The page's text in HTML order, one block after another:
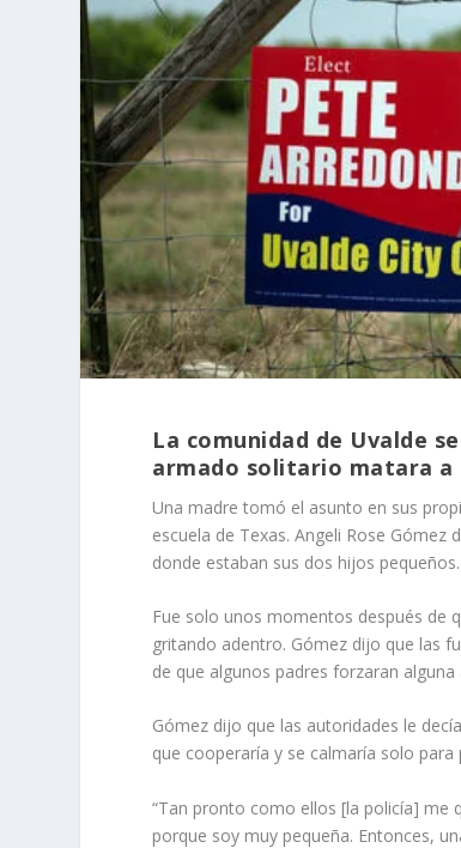
La comunidad de Uvalde
armado solitario matara a
Una madre tomó el asunto en sus
escuela de Texas. Angeli Rose
donde estaban sus dos hijos pequeños.
Fue solo unos momentos después de
gritando adentro. Gómez dijo que las
de que algunos padres forzaran
Gómez dijo que las autoridades le
que cooperaría y se calmaría solo para
“Tan pronto como ellos [la policía] me
porque soy muy pequeña. Entonces,